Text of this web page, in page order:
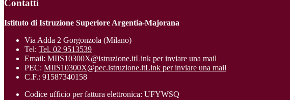
Contatti
Istituto di Istruzione Superiore Argentia-Majorana
Via Adda 2 Gorgonzola (Milano)
Tel: Tel. 02 9513539
Email: MIIS10300X@istruzione.itLink per inviare una mail
PEC: MIIS10300X@pec.istruzione.itLink per inviare una mail
C.F.: 91587340158
Codice ufficio per fattura elettronica: UFYWSQ